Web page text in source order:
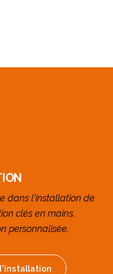
dans l'installation de
clés en mains.
personnalisée.